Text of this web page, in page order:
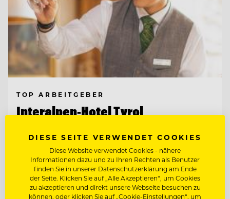
TOP ARBEITGEBER
Interalpen-Hotel Tyrol
6410 Telfs, Österreich
FITNESSTRAINER:IN (M/W/D)
DIESE SEITE VERWENDET COOKIES
Diese Website verwendet Cookies - nähere
Informationen dazu und zu Ihren Rechten als Benutzer
finden Sie in unserer Datenschutzerklärung am Ende
der Seite. Klicken Sie auf „Alle Akzeptieren“, um Cookies
zu akzeptieren und direkt unsere Webseite besuchen zu
können, oder klicken Sie auf „Cookie-Einstellungen“, um